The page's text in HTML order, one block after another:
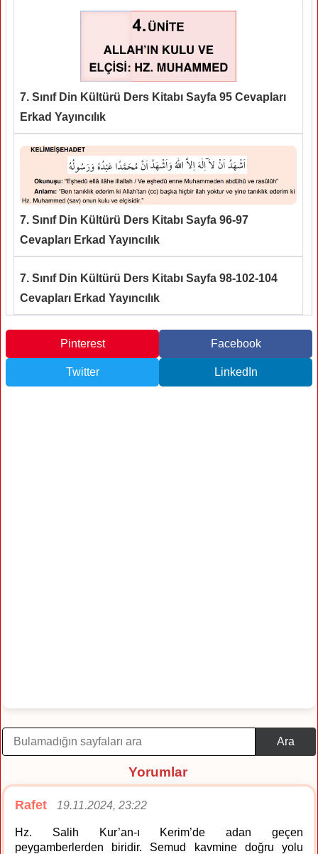
7. Sınıf Din Kültürü Ders Kitabı Sayfa 95 Cevapları
Erkad Yayıncılık
7. Sınıf Din Kültürü Ders Kitabı Sayfa 96-97
Cevapları Erkad Yayıncılık
7. Sınıf Din Kültürü Ders Kitabı Sayfa 98-102-104
Cevapları Erkad Yayıncılık
Pinterest Facebook
Twitter LinkedIn
Ara
Yorumlar
Rafet 19.11.2024, 23:22
Hz. Salih Kur’an-ı Kerim’de adan geçen
peygamberlerden biridir. Semud kavmine doğru yolu